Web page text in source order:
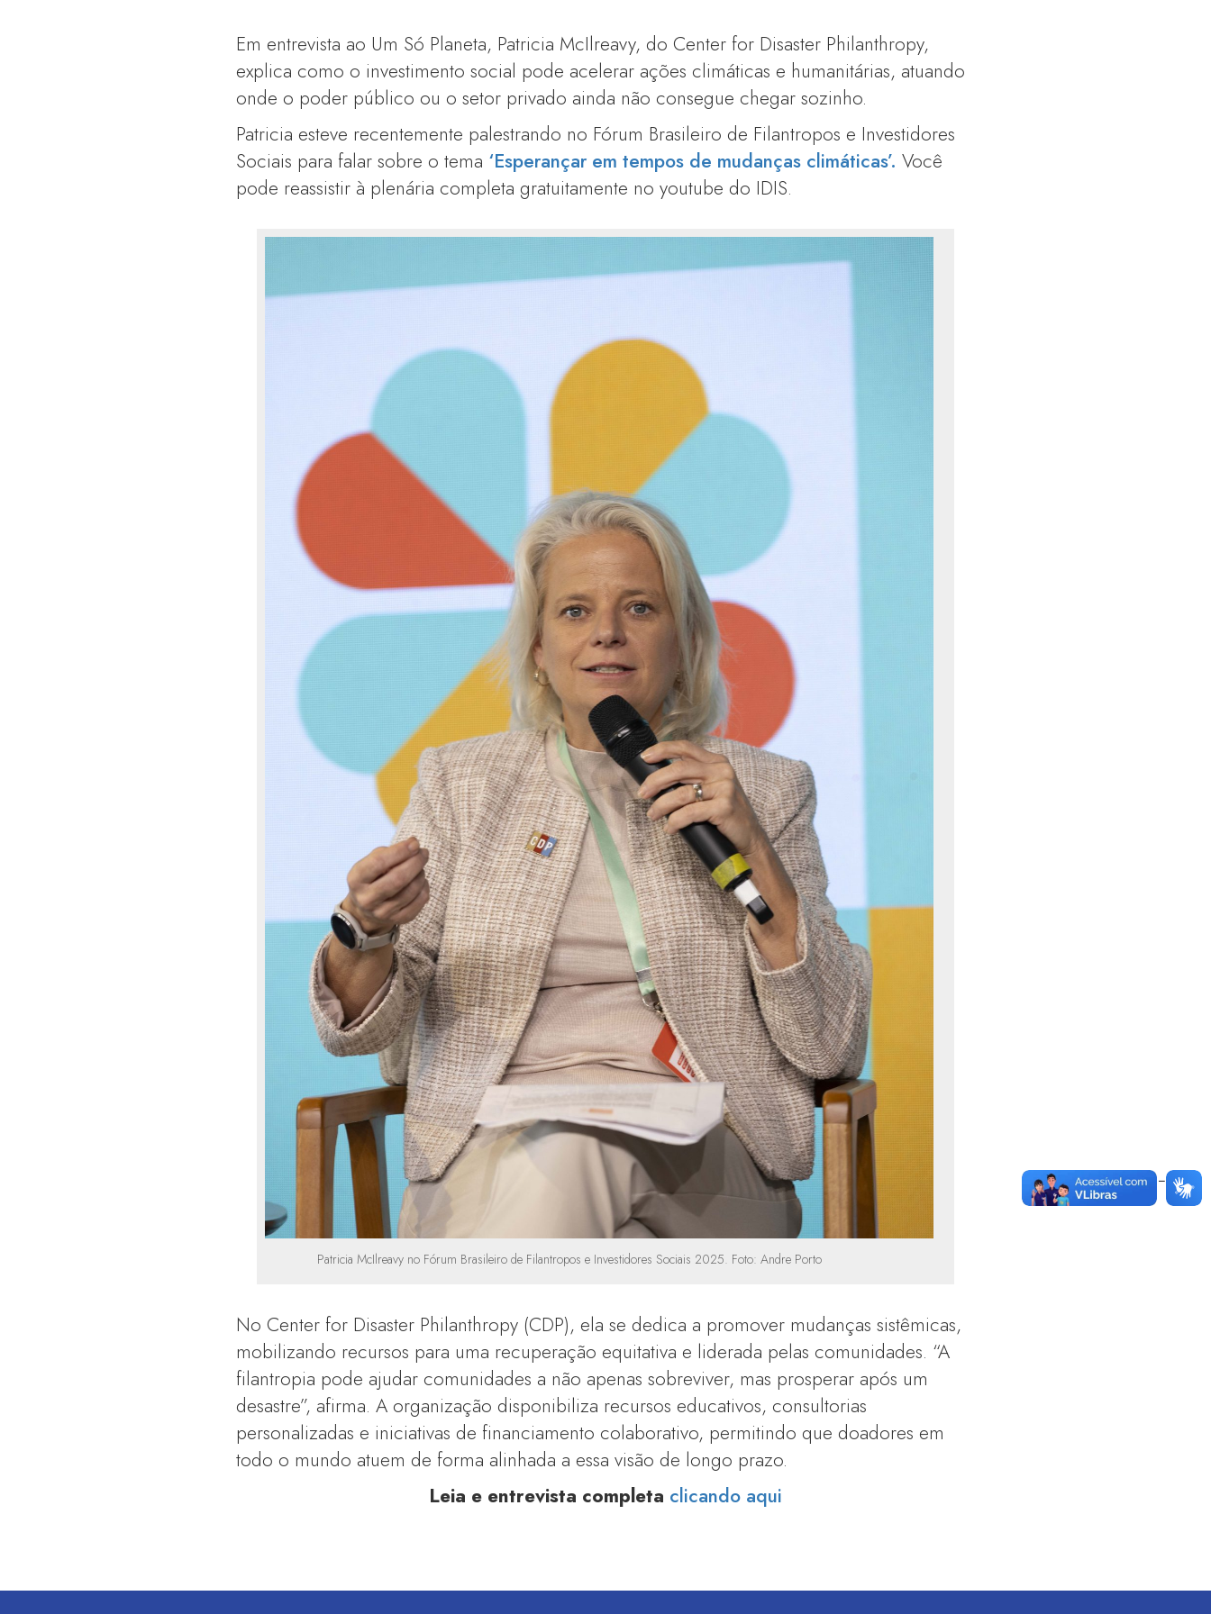
Em entrevista ao Um Só Planeta, Patricia McIlreavy, do Center for Disaster Philanthropy,
explica como o investimento social pode acelerar ações climáticas e humanitárias, atuando
onde o poder público ou o setor privado ainda não consegue chegar sozinho.
Patricia esteve recentemente palestrando no Fórum Brasileiro de Filantropos e Investidores
Sociais para falar sobre o tema ‘Esperançar em tempos de mudanças climáticas’. Você
pode reassistir à plenária completa gratuitamente no youtube do IDIS.
Patricia McIlreavy no Fórum Brasileiro de Filantropos e Investidores Sociais 2025. Foto: Andre Porto
No Center for Disaster Philanthropy (CDP), ela se dedica a promover mudanças sistêmicas,
mobilizando recursos para uma recuperação equitativa e liderada pelas comunidades. “A
filantropia pode ajudar comunidades a não apenas sobreviver, mas prosperar após um
desastre”, afirma. A organização disponibiliza recursos educativos, consultorias
personalizadas e iniciativas de financiamento colaborativo, permitindo que doadores em
todo o mundo atuem de forma alinhada a essa visão de longo prazo.
Leia e entrevista completa clicando aqui